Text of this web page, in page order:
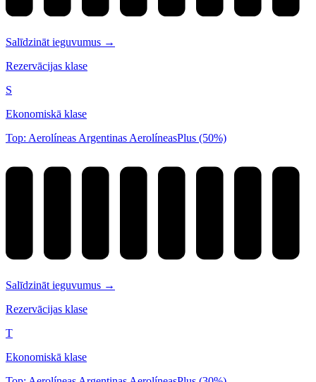
Salīdzināt ieguvumus →
Rezervācijas klase
S
Ekonomiskā klase
Top: Aerolíneas Argentinas AerolíneasPlus (50%)
Salīdzināt ieguvumus →
Rezervācijas klase
T
Ekonomiskā klase